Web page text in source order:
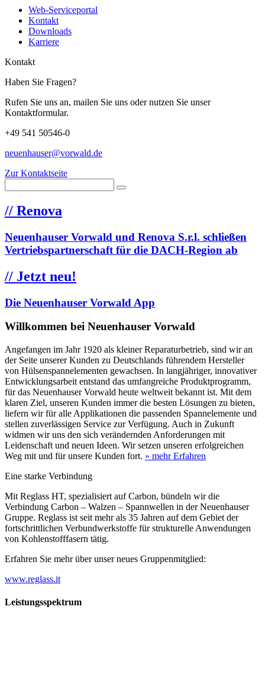
Web-Serviceportal
Kontakt
Downloads
Karriere
Kontakt
Haben Sie Fragen?
Rufen Sie uns an, mailen Sie uns oder nutzen Sie unser
Kontaktformular.
+49 541 50546-0
neuenhauser@vorwald.de
Zur Kontaktseite
// Renova
Neuenhauser Vorwald und Renova S.r.l. schließen
Vertriebspartnerschaft für die DACH-Region ab
// Jetzt neu!
Die Neuenhauser Vorwald App
Willkommen bei Neuenhauser Vorwald
Angefangen im Jahr 1920 als kleiner Reparaturbetrieb, sind wir an
der Seite unserer Kunden zu Deutschlands führendem Hersteller
von Hülsenspannelementen gewachsen. In langjähriger, innovativer
Entwicklungsarbeit entstand das umfangreiche Produktprogramm,
für das Neuenhauser Vorwald heute weltweit bekannt ist. Mit dem
klaren Ziel, unseren Kunden immer die besten Lösungen zu bieten,
liefern wir für alle Applikationen die passenden Spannelemente und
stellen zuverlässigen Service zur Verfügung. Auch in Zukunft
widmen wir uns den sich verändernden Anforderungen mit
Leidenschaft und neuen Ideen. Wir setzen unseren erfolgreichen
Weg mit und für unsere Kunden fort. » mehr Erfahren
Eine starke Verbindung
Mit Reglass HT, spezialisiert auf Carbon, bündeln wir die
Verbindung Carbon – Walzen – Spannwellen in der Neuenhauser
Gruppe. Reglass ist seit mehr als 35 Jahren auf dem Gebiet der
fortschrittlichen Verbundwerkstoffe für strukturelle Anwendungen
von Kohlenstofffasern tätig.
Erfahren Sie mehr über unser neues Gruppenmitglied:
www.reglass.it
Leistungsspektrum